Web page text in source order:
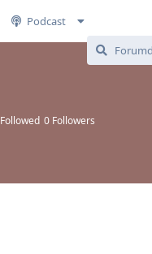
Podcast
Followed 0 Followers